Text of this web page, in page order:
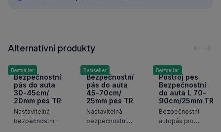
Alternativní produkty
Bestseller
Bezpečnostní
pás do auta
30-45cm/
20mm pes TR
Nastavitelná
bezpečnostní
Bestseller
Bezpečnostní
pás do auta
45-70cm/
25mm pes TR
Nastavitelná
bezpečnostní
Bestseller
Postroj pes
Bezpečnostní
do auta L 70-
90cm/25mm TR
Bezpečnostní
autopás pro